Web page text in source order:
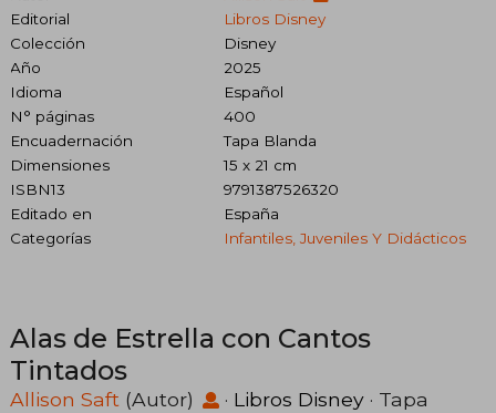
Editorial
Libros Disney
Colección
Disney
Año
2025
Idioma
Español
N° páginas
400
Encuadernación
Tapa Blanda
Dimensiones
15 x 21 cm
ISBN13
9791387526320
Editado en
España
Categorías
Infantiles, Juveniles Y Didácticos
Alas de Estrella con Cantos
Tintados
Allison Saft (Autor) · Libros Disney · Tapa